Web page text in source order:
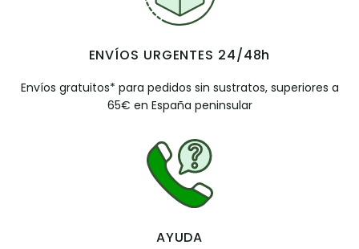
ENVÍOS URGENTES 24/48h
Envíos gratuitos* para pedidos sin sustratos, superiores a
65€ en España peninsular
AYUDA